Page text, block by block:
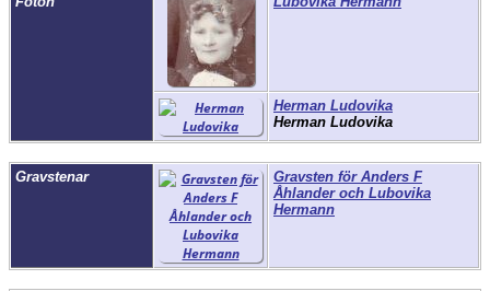
Herman Ludovika
Herman Ludovika
Gravstenar
Gravsten för Anders F
Åhlander och Lubovika
Hermann